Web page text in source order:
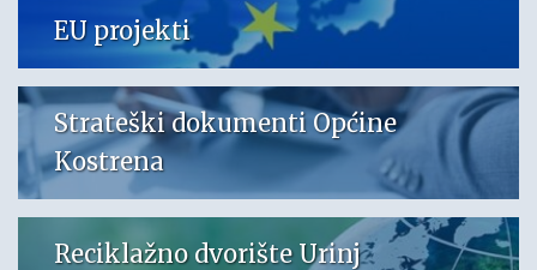
EU projekti
Strateški dokumenti Općine
Kostrena
Reciklažno dvorište Urinj